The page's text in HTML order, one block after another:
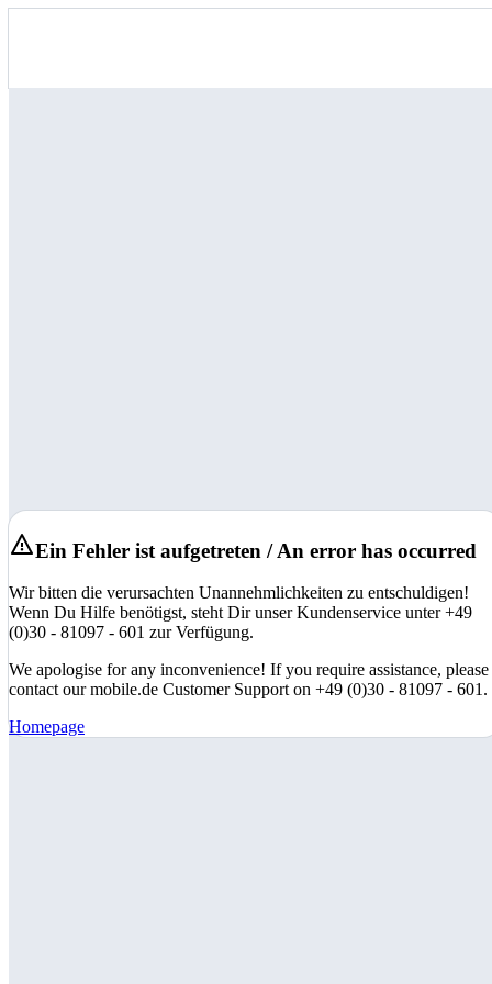
Ein Fehler ist aufgetreten / An error has occurred
Wir bitten die verursachten Unannehmlichkeiten zu entschuldigen!
Wenn Du Hilfe benötigst, steht Dir unser Kundenservice unter +49
(0)30 - 81097 - 601 zur Verfügung.
We apologise for any inconvenience! If you require assistance, please
contact our mobile.de Customer Support on +49 (0)30 - 81097 - 601.
Homepage